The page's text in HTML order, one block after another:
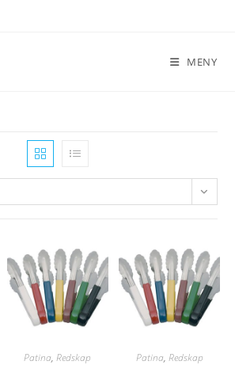
MENY
Patina,Redskap Patina, Redskap